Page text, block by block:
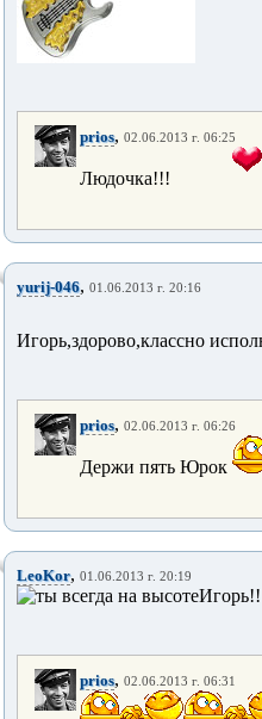
prios, 02.06.2013 г. 06:25
Людочка!!!
yurij-046, 01.06.2013 г. 20:16
Игорь,здорово,классно
prios, 02.06.2013 г. 06:26
Держи пять Юрок
LeoKor, 01.06.2013 г. 20:19
prios, 02.06.2013 г. 06:31